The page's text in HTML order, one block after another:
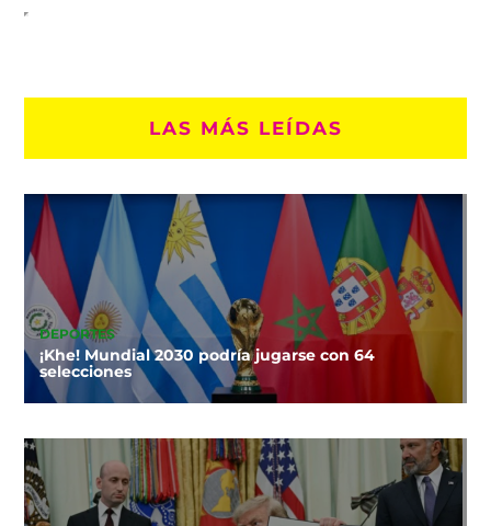
LAS MÁS LEÍDAS
DEPORTES
¡Khe! Mundial 2030 podría jugarse con 64
selecciones